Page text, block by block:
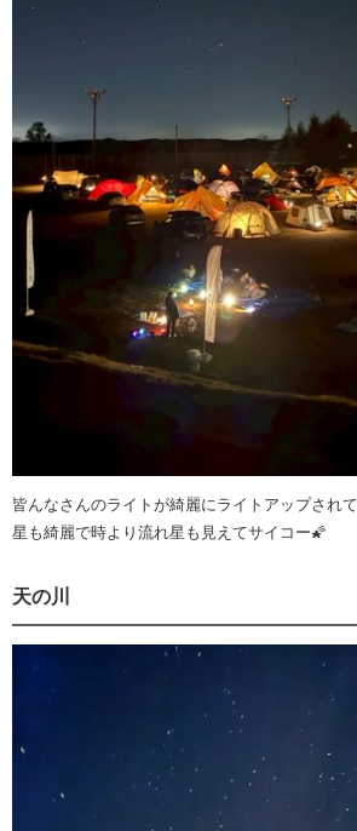
皆んなさんのライトが綺麗にライトアップされ
星も綺麗で時より流れ星も見えてサイコー🌠
天の川